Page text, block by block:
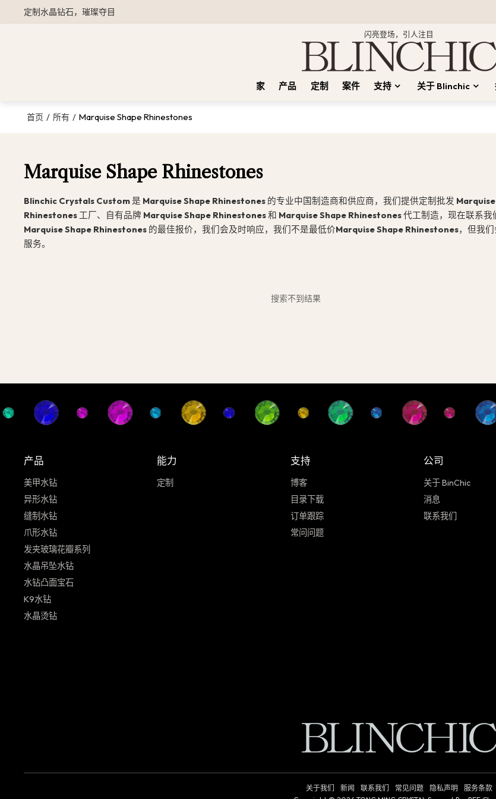
定制水晶钻石，璀璨夺目
闪亮登场，引人注目
家 产品 定制 案件 支持 关于 Blinchic
首页 / 所有 / Marquise Shape Rhinestones
Marquise Shape Rhinestones
Blinchic Crystals Custom是 Marquise Shape Rhinestones 的专业中国制造商和供应商，我们提供定制批发
Rhinestones 工厂、自有品牌 Marquise Shape Rhinestones和 Marquise Shape Rhinestones代工制造，现在联系我
Marquise Shape Rhinestones 的最佳报价，我们会及时响应，我们不是最低价Marquise Shape Rhinestones，但我
服务。
搜索不到结果
产品
美甲水钻
异形水钻
缝制水钻
爪形水钻
发夹玻璃花瓣系列
水晶吊坠水钻
水钻凸面宝石
K9水钻
水晶烫钻
能力
定制
支持
博客
目录下载
订单跟踪
常问问题
公司
关于 BinChic
消息
联系我们
关于我们 新闻 联系我们 常见问题 隐私声明
服务条款